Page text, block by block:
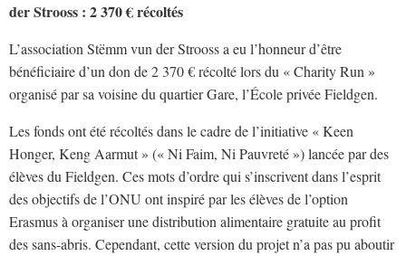
der Strooss : 2 370 € récoltés
L’association Stëmm vun der Strooss a eu l’honneur d’être
bénéficiaire d’un don de 2 370 € récolté lors du « Charity Run »
organisé par sa voisine du quartier Gare, l’École privée Fieldgen.
Les fonds ont été récoltés dans le cadre de l’initiative « Keen
Honger, Keng Aarmut » (« Ni Faim, Ni Pauvreté ») lancée par des
élèves du Fieldgen. Ces mots d’ordre qui s’inscrivent dans l’esprit
des objectifs de l’ONU ont inspiré par les élèves de l’option
Erasmus à organiser une distribution alimentaire gratuite au profit
des sans-abris. Cependant, cette version du projet n’a pas pu aboutir